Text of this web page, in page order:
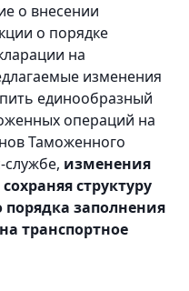
о внесении
о порядке
на
изменения
единообразный
операций на
Таможенного
службе, изменения
структуру
заполнения
транспортное